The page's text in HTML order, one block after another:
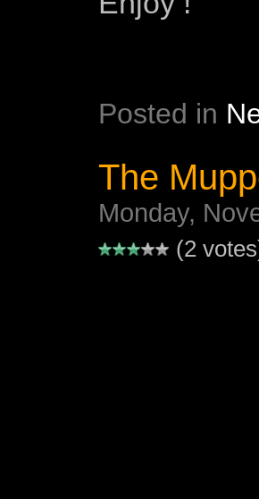
Posted in
The
Monday,
(2